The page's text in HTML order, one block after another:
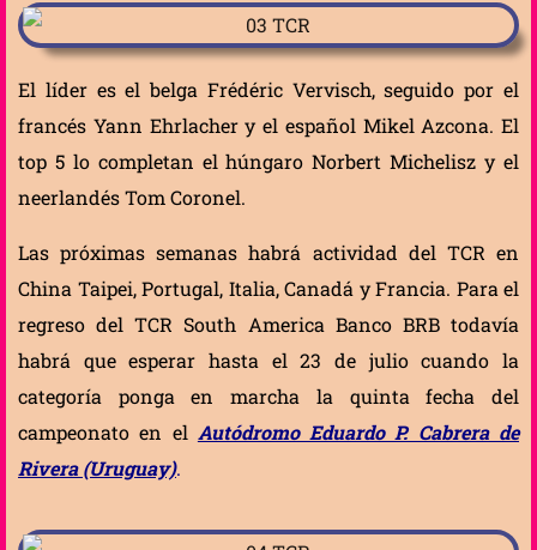
El líder es el belga Frédéric Vervisch, seguido por el
francés Yann Ehrlacher y el español Mikel Azcona. El
top 5 lo completan el húngaro Norbert Michelisz y el
neerlandés Tom Coronel.
Las próximas semanas habrá actividad del TCR en
China Taipei, Portugal, Italia, Canadá y Francia. Para el
regreso del TCR South America Banco BRB todavía
habrá que esperar hasta el 23 de julio cuando la
categoría ponga en marcha la quinta fecha del
campeonato en el Autódromo Eduardo P. Cabrera de
Rivera (Uruguay).